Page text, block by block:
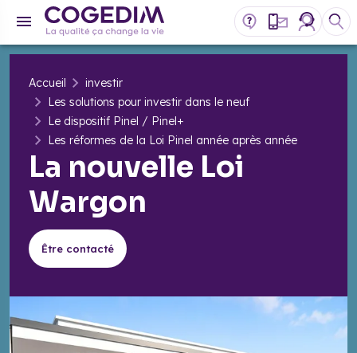
Accueil
investir
Les solutions pour investir dans le neuf
Le dispositif Pinel / Pinel+
Les réformes de la Loi Pinel année après année
La nouvelle Loi
Wargon
Être contacté